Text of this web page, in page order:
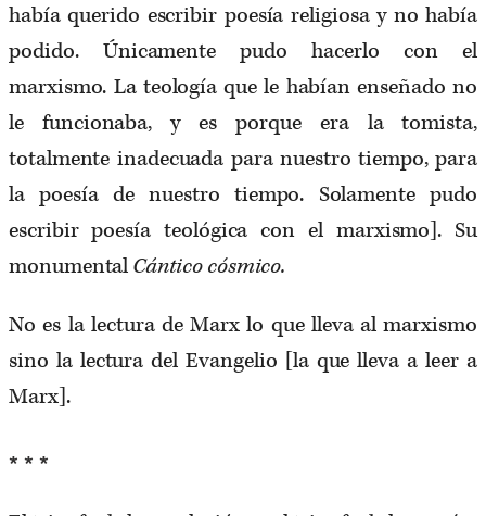
había querido escribir poesía religiosa y no había
podido. Únicamente pudo hacerlo con el
marxismo. La teología que le habían enseñado no
le funcionaba, y es porque era la tomista,
totalmente inadecuada para nuestro tiempo, para
la poesía de nuestro tiempo. Solamente pudo
escribir poesía teológica con el marxismo]. Su
monumentalCántico cósmico.
No es la lectura de Marx lo que lleva al marxismo
sino la lectura del Evangelio [la que lleva a leer a
Marx].
* * *